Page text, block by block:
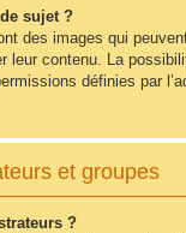
sujet ?
des images qui
leur contenu. La
définies par
et groupes
?